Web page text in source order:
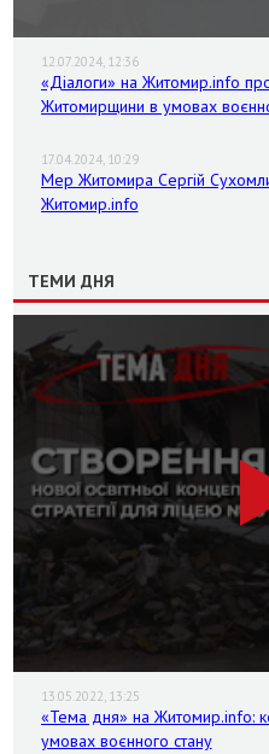
12.07.2024, 12:36
«Діалоги» на Житомир.info
Житомирщини в умовах
17.04.2024, 10:29
Мер Житомира Сергій
Житомир.info
ТЕМИ ДНЯ
13.05.2022, 13:25
«Тема дня» на Житомир.info:
умовах воєнного стану